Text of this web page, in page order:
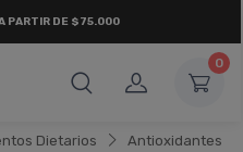
PARTIR DE $75.000
0
Dietarios Antioxidantes